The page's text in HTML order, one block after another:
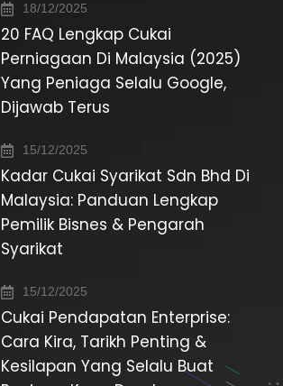
18/12/2025
20 FAQ Lengkap Cukai
Perniagaan Di Malaysia (2025)
Yang Peniaga Selalu Google,
Dijawab Terus
15/12/2025
Kadar Cukai Syarikat Sdn Bhd Di
Malaysia: Panduan Lengkap
Pemilik Bisnes & Pengarah
Syarikat
15/12/2025
Cukai Pendapatan Enterprise:
Cara Kira, Tarikh Penting &
Kesilapan Yang Selalu Buat